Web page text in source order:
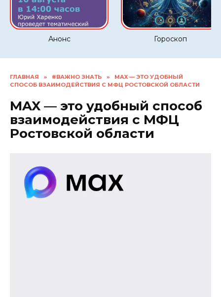
Анонс Гороскоп
ГЛАВНАЯ » #ВАЖНО ЗНАТЬ »
MAX — ЭТО УДОБНЫЙ
СПОСОБ ВЗАИМОДЕЙСТВИЯ С МФЦ РОСТОВСКОЙ ОБЛАСТИ
MAX — это удобный способ
взаимодействия с МФЦ
Ростовской области